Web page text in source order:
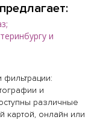
и
фильтрации:
и
различные
картой, онлайн или